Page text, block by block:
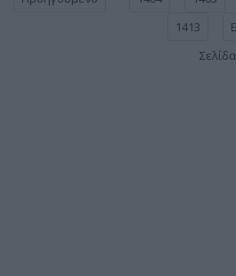
1413